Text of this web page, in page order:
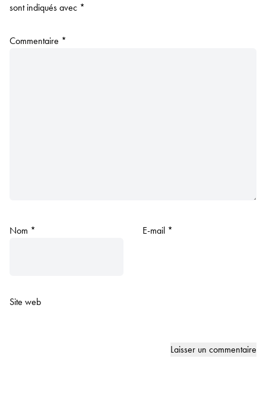
sont indiqués avec *
Commentaire *
Nom * E-mail *
Site web